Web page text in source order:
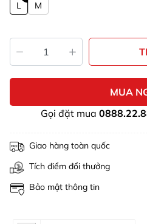
L M
MUA
Gọi đặt mua
Giao hàng toàn quốc
Tích điểm đổi thưởng
Bảo mật thông tin